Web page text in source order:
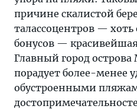
причине скалистой
талассоцентров —
бонусов —
Главный город острова
порадует более-менее
обустроенными